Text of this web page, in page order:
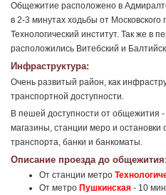
Общежитие расположено в
в 2-3 минутах ходьбы от
Технологический институт. Так же в
расположились Витебский и
Инфраструктура:
Очень развитый район, как
транспортной доступности.
В пешей доступности от общежития -
магазины, станции меро и остановки
транспорта, банки и банкоматы.
Описание проезда до общежития:
От станции метро
От метро Пушкинская - 10